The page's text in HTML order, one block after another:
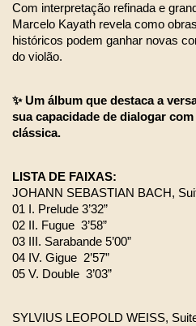
Com interpretação refinada e
Marcelo Kayath revela como
históricos podem ganhar novas
do violão.
✨ Um álbum que destaca a
sua capacidade de dialogar
clássica.
LISTA DE FAIXAS:
JOHANN SEBASTIAN BACH,
01 I. Prelude 3’32”
02 II. Fugue  3’58”
03 III. Sarabande 5’00”
04 IV. Gigue  2’57”
05 V. Double  3’03”
SYLVIUS LEOPOLD WEISS,